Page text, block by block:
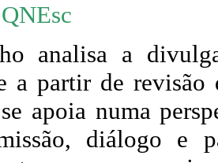
analisa a
a partir de
apoia numa
diálogo e